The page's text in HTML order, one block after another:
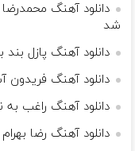
دانلود آهنگ
ﺷﺪ
دانلود آهنگ پازل
دانلود آهنگ فریدون
دانلود آهنگ راغب به
دانلود آهنگ رضا